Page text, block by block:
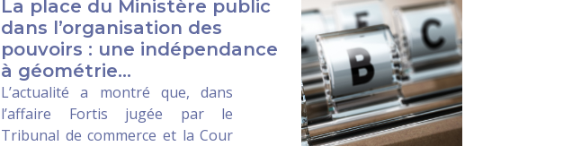
La place du Ministère public
dans l’organisation des
pouvoirs : une indépendance
à géométrie...
L’actualité a montré que, dans
l’affaire Fortis jugée par le
Tribunal de commerce et la Cour